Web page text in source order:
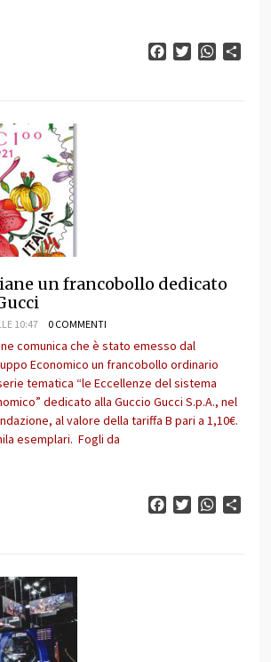
FacebookTwitter
un francobollo dedicato
10:47 0 COMMENTI
comunica che è stato emesso dal
Economico un francobollo ordinario
tematica “le Eccellenze del sistema
dedicato alla Guccio Gucci S.p.A., nel
al valore della tariffa B pari a 1,10€.
esemplari. Fogli da
FacebookTwitter